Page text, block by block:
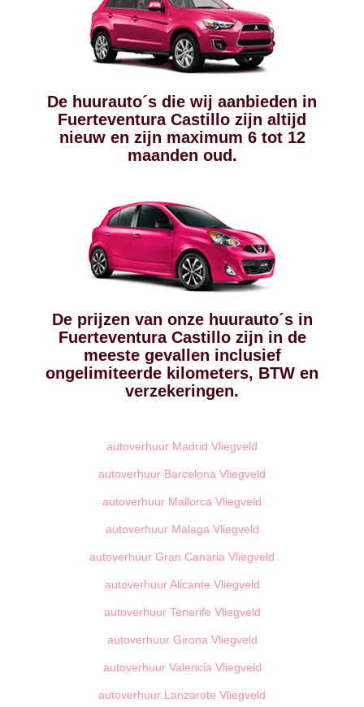
De huurauto´s die wij aanbieden in
Fuerteventura Castillo zijn altijd
nieuw en zijn maximum 6 tot 12
maanden oud.
De prijzen van onze huurauto´s in
Fuerteventura Castillo zijn in de
meeste gevallen inclusief
ongelimiteerde kilometers, BTW en
verzekeringen.
autoverhuur Madrid Vliegveld
autoverhuur Barcelona Vliegveld
autoverhuur Mallorca Vliegveld
autoverhuur Málaga Vliegveld
autoverhuur Gran Canaria Vliegveld
autoverhuur Alicante Vliegveld
autoverhuur Tenerife Vliegveld
autoverhuur Girona Vliegveld
autoverhuur Valencia Vliegveld
autoverhuur Lanzarote Vliegveld